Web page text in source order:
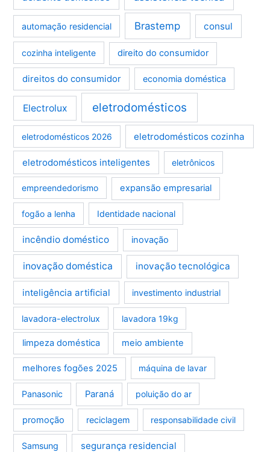
automação residencial Brastemp consul
cozinha inteligente direito do consumidor
direitos do consumidor economia doméstica
Electrolux eletrodomésticos
eletrodomésticos 2026 eletrodomésticos cozinha
eletrodomésticos inteligentes eletrônicos
empreendedorismo expansão empresarial
fogão a lenha Identidade nacional
incêndio doméstico inovação
inovação doméstica inovação tecnológica
inteligência artificial investimento industrial
lavadora-electrolux lavadora 19kg
limpeza doméstica meio ambiente
melhores fogões 2025 máquina de lavar
Panasonic Paraná poluição do ar
promoção reciclagem responsabilidade civil
Samsung segurança residencial